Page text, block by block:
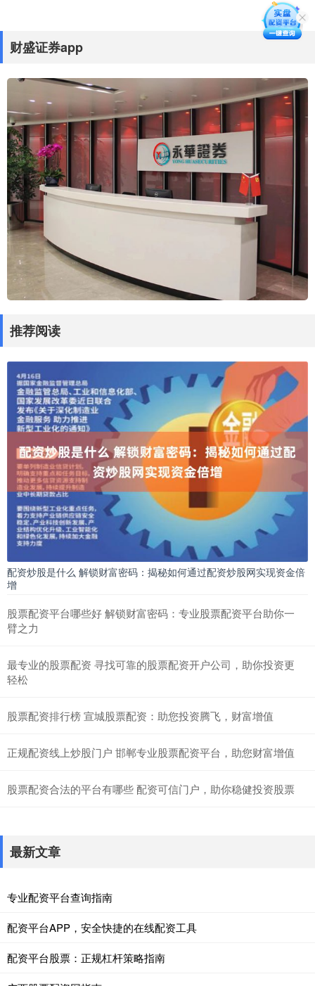
财盛证券app
推荐阅读
配资炒股是什么 解锁财富密码：揭秘如何通过配资炒股网实现资金倍
增
股票配资平台哪些好 解锁财富密码：专业股票配资平台助你一
臂之力
最专业的股票配资 寻找可靠的股票配资开户公司，助你投资更
轻松
股票配资排行榜 宣城股票配资：助您投资腾飞，财富增值
正规配资线上炒股门户 邯郸专业股票配资平台，助您财富增值
股票配资合法的平台有哪些 配资可信门户，助你稳健投资股票
最新文章
专业配资平台查询指南
配资平台APP，安全快捷的在线配资工具
配资平台股票：正规杠杆策略指南